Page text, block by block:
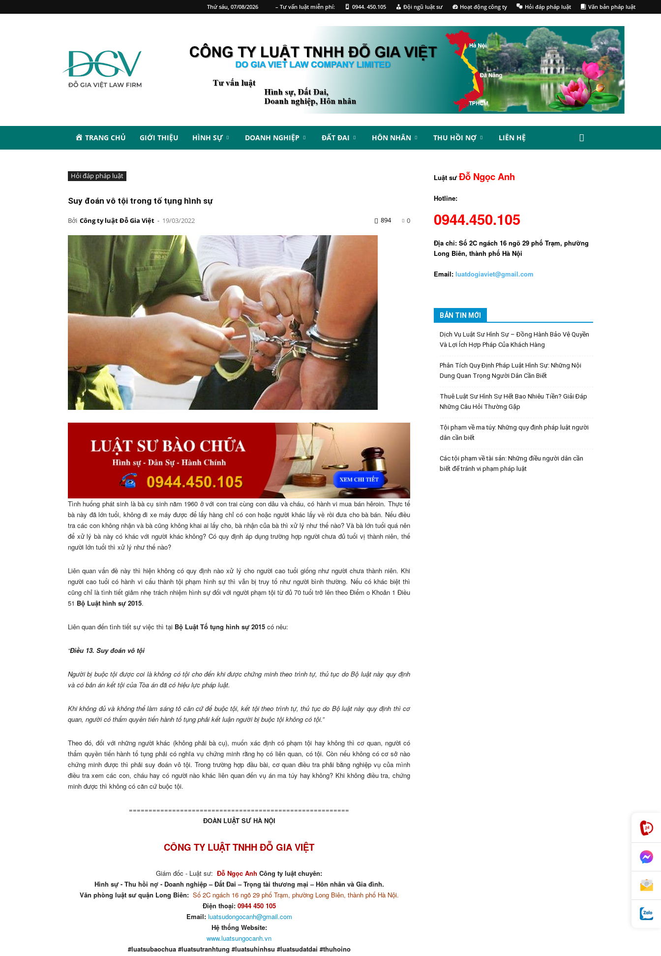
Thứ sáu, 07/08/2026 – Tư vấn luật miễn phí: 0944. 450.105 Đội ngũ luật sư Hoạt động công ty Hỏi đáp pháp luật Văn bản pháp luật
TRANG CHỦ GIỚI THIỆU HÌNH SỰ DOANH NGHIỆP ĐẤT ĐAI HÔN NHÂN THU HỒI NỢ LIÊN HỆ
Hỏi đáp pháp luật
Suy đoán vô tội trong tố tụng hình sự
Bởi Công ty luật Đỗ Gia Việt - 19/03/2022 0
894
Tình huống phát sinh là bà cụ sinh năm 1960 ở với con trai cùng con dâu và cháu, có hành vi mua bán hêroin. Thực tế
bà này đã lớn tuổi, không đi xe máy được để lấy hàng chỉ có con hoặc người khác lấy về rồi đưa cho bà bán. Nếu điều
tra các con không nhận và bà cũng không khai ai lấy cho, bà nhận của bà thì xử lý như thế nào? Và bà lớn tuổi quá nên
để xử lý bà này có khác với người khác không? Có quy định áp dụng trường hợp người chưa đủ tuổi vị thành niên, thế
người lớn tuổi thì xử lý như thế nào?
Liên quan vấn đề này thì hiện không có quy định nào xử lý cho người cao tuổi giống như người chưa thành niên. Khi
người cao tuổi có hành vi cấu thành tội phạm hình sự thì vẫn bị truy tố như người bình thường. Nếu có khác biệt thì
cũng chỉ là tình tiết giảm nhẹ trách nhiệm hình sự đối với người phạm tội từ đủ 70 tuổi trở lên theo Điểm o Khoản 1 Điều
51 Bộ Luật hình sự 2015.
Liên quan đến tình tiết sự việc thì tại Bộ Luật Tố tụng hình sự 2015 có nêu:
“Điều 13. Suy đoán vô tội
Người bị buộc tội được coi là không có tội cho đến khi được chứng minh theo trình tự, thủ tục do Bộ luật này quy định
và có bản án kết tội của Tòa án đã có hiệu lực pháp luật.
Khi không đủ và không thể làm sáng tỏ căn cứ để buộc tội, kết tội theo trình tự, thủ tục do Bộ luật này quy định thì cơ
quan, người có thẩm quyền tiến hành tố tụng phải kết luận người bị buộc tội không có tội.”
Theo đó, đối với những người khác (không phải bà cụ), muốn xác định có phạm tội hay không thì cơ quan, người có
thẩm quyền tiến hành tố tụng phải có nghĩa vụ chứng minh rằng họ có liên quan, có tội. Còn nếu không có cơ sở nào
chứng minh được thì phải suy đoán vô tội. Trong trường hợp đầu bài, cơ quan điều tra phải bằng nghiệp vụ của mình
điều tra xem các con, cháu hay có người nào khác liên quan đến vụ án ma túy hay không? Khi không điều tra, chứng
minh được thì không có căn cứ buộc tội.
========================================================
ĐOÀN LUẬT SƯ HÀ NỘI
CÔNG TY LUẬT TNHH ĐỖ GIA VIỆT
Giám đốc - Luật sư: Đỗ Ngọc Anh Công ty luật chuyên:
Hình sự - Thu hồi nợ - Doanh nghiệp – Đất Đai – Trọng tài thương mại – Hôn nhân và Gia đình.
Văn phòng luật sư quận Long Biên: Số 2C ngách 16 ngõ 29 phố Trạm, phường Long Biên, thành phố Hà Nội.
Điện thoại: 0944 450 105
Email: luatsudongocanh@gmail.com
Hệ thống Website:
www.luatsungocanh.vn
#luatsubaochua #luatsutranhtung #luatsuhinhsu #luatsudatdai #thuhoino
Luật sưĐỗ Ngọc Anh
Hotline:
0944.450.105
Địa chỉ: Số 2C ngách 16 ngõ 29 phố Trạm, phường
Long Biên, thành phố Hà Nội
Email: luatdogiaviet@gmail.com
BẢN TIN MỚI
Dịch Vụ Luật Sư Hình Sự – Đồng Hành Bảo Vệ Quyền
Và Lợi Ích Hợp Pháp Của Khách Hàng
Phân Tích Quy Định Pháp Luật Hình Sự: Những Nội
Dung Quan Trọng Người Dân Cần Biết
Thuê Luật Sư Hình Sự Hết Bao Nhiêu Tiền? Giải Đáp
Những Câu Hỏi Thường Gặp
Tội phạm về ma túy: Những quy định pháp luật người
dân cần biết
Các tội phạm về tài sản: Những điều người dân cần
biết để tránh vi phạm pháp luật